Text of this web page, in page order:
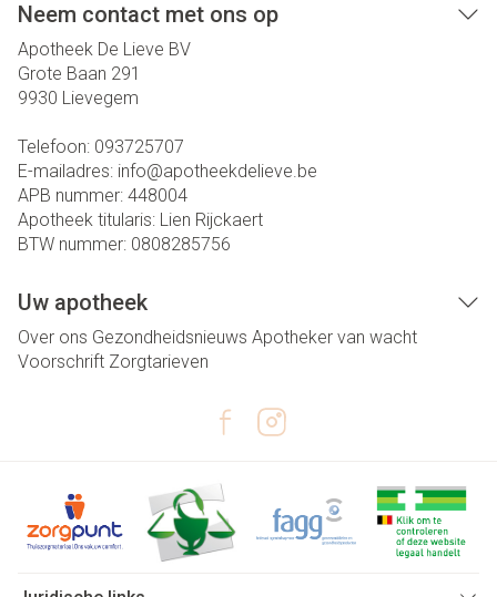
Neem contact met ons op
Apotheek De Lieve BV
Grote Baan 291
9930 Lievegem
Telefoon: 093725707
E-mailadres: info@apotheekdelieve.be
APB nummer: 448004
Apotheek titularis: Lien Rijckaert
BTW nummer: 0808285756
Uw apotheek
Over ons Gezondheidsnieuws Apotheker van wacht
Voorschrift Zorgtarieven